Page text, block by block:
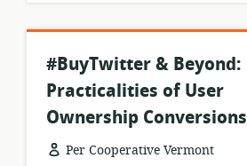
#BuyTwitter & Beyond:
Practicalities of User
Ownership Conversions
Per Cooperative Vermont